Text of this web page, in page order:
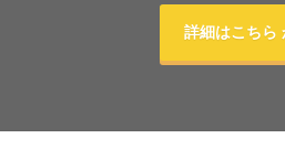
詳細はこちら